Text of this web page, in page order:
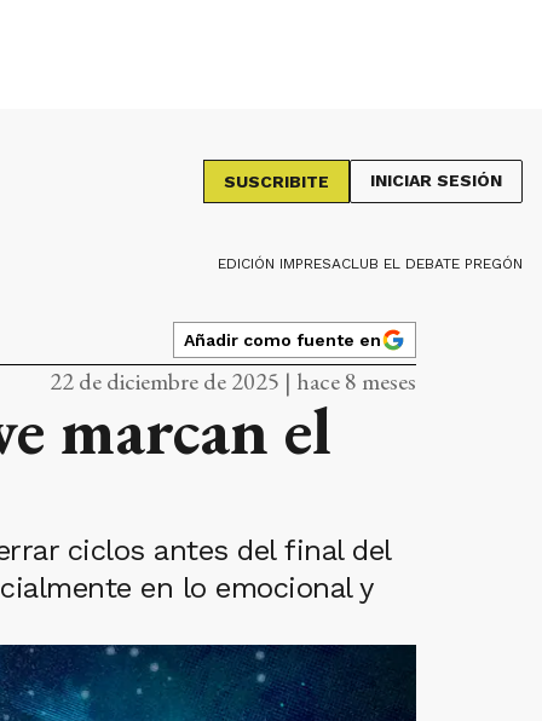
SUSCRIBITE INICIAR SESIÓN
EDICIÓN IMPRESACLUB EL DEBATE PREGÓN
Añadir como fuente en
22 de diciembre de 2025 | hace 8 meses
marcan el
ciclos antes del final del
en lo emocional y